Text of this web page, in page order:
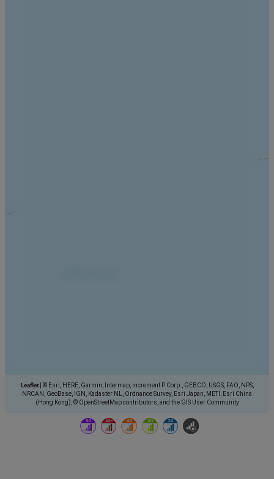
Leaflet
© Esri, HERE, Garmin, Intermap, increment P Corp., GEBCO, USGS, FAO, NPS,
NRCAN, GeoBase, IGN, Kadaster NL, Ordnance Survey, Esri Japan, METI, Esri China
(Hong Kong), © OpenStreetMap contributors, and the GIS User Community